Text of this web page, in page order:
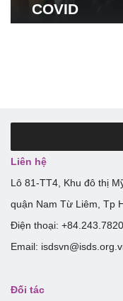
COVID
Liên hệ
Lô 81-TT4, Khu đô thị
quận Nam Từ Liêm, Tp
Điện thoại:
Email:
Đối tác